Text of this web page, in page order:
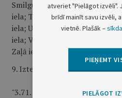
Smilgu iela; Smilšu iela; Stirnu
iela; Tālavas iela; Tipogrāfijas
iela; Uzvaras bulvāris; Ūdens
iela; Vārnu iela; Viestura iela;
Zaļā iela; Zīļu iela;".
9. Izteikt 3.71. apakšpunktu
"3.71. amata vieta – Vidzemes
atveriet "Pielāgot izvēli".
brīdī mainīt savu izvēli,
vietnē. Plašāk –
PIEŅEMT
PIELĀGOT